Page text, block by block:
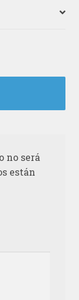
no será
están